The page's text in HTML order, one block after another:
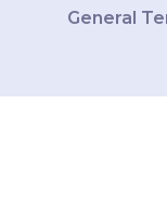
General